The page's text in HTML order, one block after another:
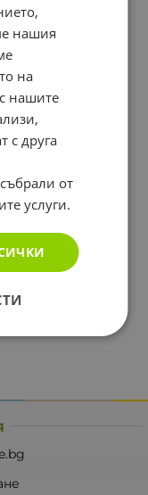
нашия
на
нашите
с друга
от
услуги.